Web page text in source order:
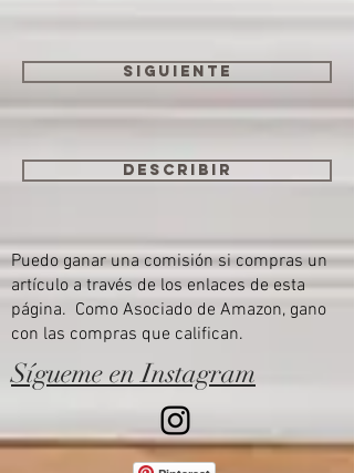
Siguiente
Describir
Puedo ganar una comisión si compras un
artículo a través de los enlaces de esta
página. Como Asociado de Amazon, gano
con las compras que califican.
Sígueme en Instagram